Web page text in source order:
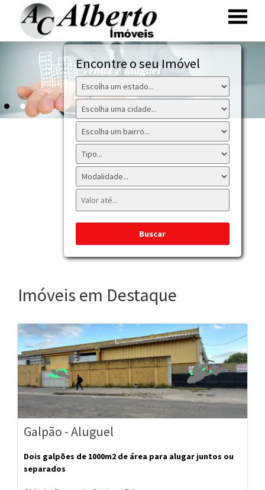
Encontre o seu Imóvel
Imóveis em Destaque
Galpão - Aluguel
Dois galpões de 1000m2 de área para alugar juntos ou
separados